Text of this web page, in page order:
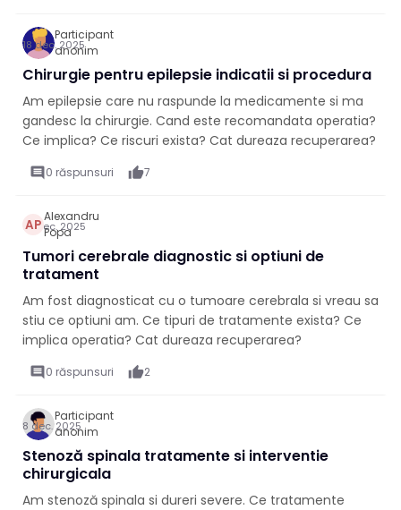
Participant
anonim
18 dec. 2025
Chirurgie pentru epilepsie indicatii si procedura
Am epilepsie care nu raspunde la medicamente si ma
gandesc la chirurgie. Cand este recomandata operatia?
Ce implica? Ce riscuri exista? Cat dureaza recuperarea?
comment 0 răspunsuri thumb_up7
APAlexandru
Popa
10 dec. 2025
Tumori cerebrale diagnostic si optiuni de
tratament
Am fost diagnosticat cu o tumoare cerebrala si vreau sa
stiu ce optiuni am. Ce tipuri de tratamente exista? Ce
implica operatia? Cat dureaza recuperarea?
comment 0 răspunsuri thumb_up2
Participant
anonim
8 dec. 2025
Stenoză spinala tratamente si interventie
chirurgicala
Am stenoză spinala si dureri severe. Ce tratamente